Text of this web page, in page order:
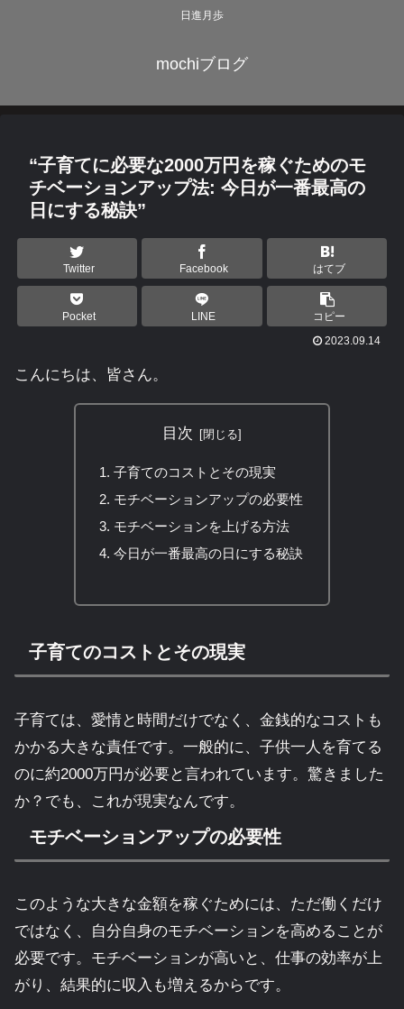
日進月歩
mochiブログ
“子育てに必要な2000万円を稼ぐためのモ
チベーションアップ法: 今日が一番最高の
日にする秘訣”
Twitter Facebook はてブ
Pocket LINE
コピー
2023.09.14
こんにちは、皆さん。
目次
子育てのコストとその現実
モチベーションアップの必要性
モチベーションを上げる方法
今日が一番最高の日にする秘訣
子育てのコストとその現実
子育ては、愛情と時間だけでなく、金銭的なコストも
かかる大きな責任です。一般的に、子供一人を育てる
のに約2000万円が必要と言われています。驚きました
か？でも、これが現実なんです。
モチベーションアップの必要性
このような大きな金額を稼ぐためには、ただ働くだけ
ではなく、自分自身のモチベーションを高めることが
必要です。モチベーションが高いと、仕事の効率が上
がり、結果的に収入も増えるからです。